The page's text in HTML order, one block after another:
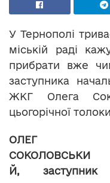
У Тернополі
міській раді
прибрати вже
заступника
ЖКГ Олега
цьогорічної
ОЛЕГ
СОКОЛОВСЬКИ
Й, заступник